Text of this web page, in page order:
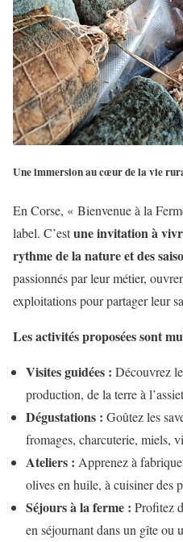
Une immersion au cœur de la vie
En Corse, « Bienvenue à la
label. C’estune invitation à
rythme de la nature et des
passionnés par leur métier,
exploitations pour partager leur
Les activités proposées sont
Visites guidées : Découvrez
production, de la terre à
Dégustations : Goûtez les
fromages, charcuterie, miels,
Ateliers : Apprenez à
olives en huile, à cuisiner des
Séjours à la ferme : Profitez
en séjournant dans un gîte ou